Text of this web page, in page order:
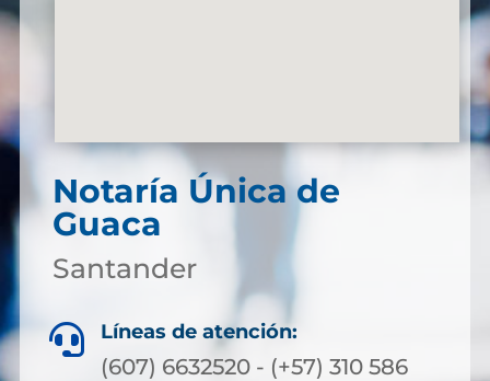
Notaría Única de
Guaca
Santander
 Líneas de atención:
(607) 6632520 - (+57) 310 586